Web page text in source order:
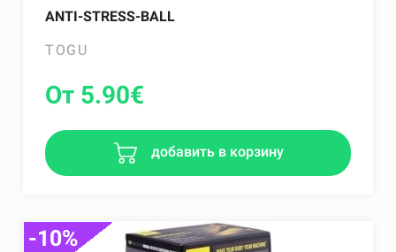
ANTI-STRESS-BALL
TOGU
От 5.90€
добавить в корзину
-10%